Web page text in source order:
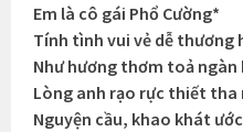
Em là cô gái Phổ Cường*
Tính tình vui vẻ dễ thương
Như hương thơm toả ngàn
Lòng anh rạo rực thiết tha
Nguyện cầu, khao khát